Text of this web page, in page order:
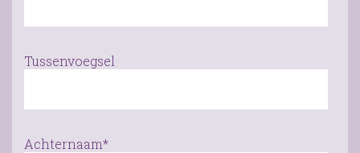
Tussenvoegsel
Achternaam*